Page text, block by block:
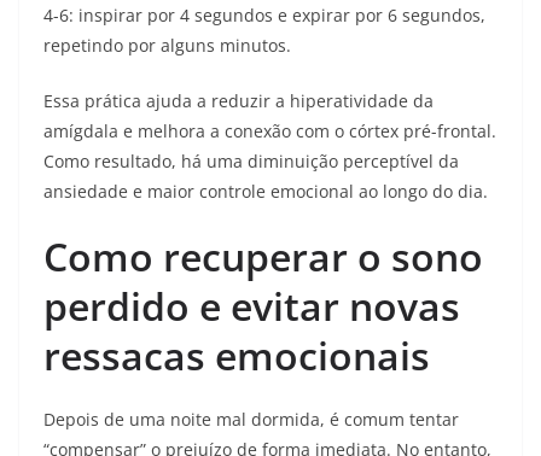
4-6: inspirar por 4 segundos e expirar por 6 segundos,
repetindo por alguns minutos.
Essa prática ajuda a reduzir a hiperatividade da
amígdala e melhora a conexão com o córtex pré-frontal.
Como resultado, há uma diminuição perceptível da
ansiedade e maior controle emocional ao longo do dia.
Como recuperar o sono
perdido e evitar novas
ressacas emocionais
Depois de uma noite mal dormida, é comum tentar
“compensar” o prejuízo de forma imediata. No entanto,